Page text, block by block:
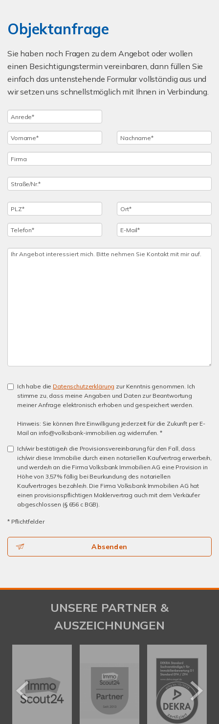
Objektanfrage
Sie haben noch Fragen zu dem Angebot oder wollen
einen Besichtigungstermin vereinbaren, dann füllen Sie
einfach das untenstehende Formular vollständig aus und
wir setzen uns schnellstmöglich mit Ihnen in Verbindung.
Ich habe die Datenschutzerklärung zur Kenntnis genommen. Ich
stimme zu, dass meine Angaben und Daten zur Beantwortung
meiner Anfrage elektronisch erhoben und gespeichert werden.
Hinweis: Sie können Ihre Einwilligung jederzeit für die Zukunft per E-
Mail an info@volksbank-immobilien.ag widerrufen. *
Ich/wir bestätige/n die Provisionsvereinbarung für den Fall, dass
ich/wir diese Immobilie durch einen notariellen Kaufvertrag erwerbe/n,
und werde/n an die Firma Volksbank Immobilien AG eine Provision in
Höhe von 3,57% fällig bei Beurkundung des notariellen
Kaufvertrages bezahle/n. Die Firma Volksbank Immobilien AG hat
einen provisionspflichtigen Maklervertrag auch mit dem Verkäufer
abgeschlossen (§ 656 c BGB).
* Pflichtfelder
Absenden
UNSERE PARTNER &
AUSZEICHNUNGEN